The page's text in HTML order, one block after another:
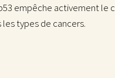
empêche activement le
types de cancers.